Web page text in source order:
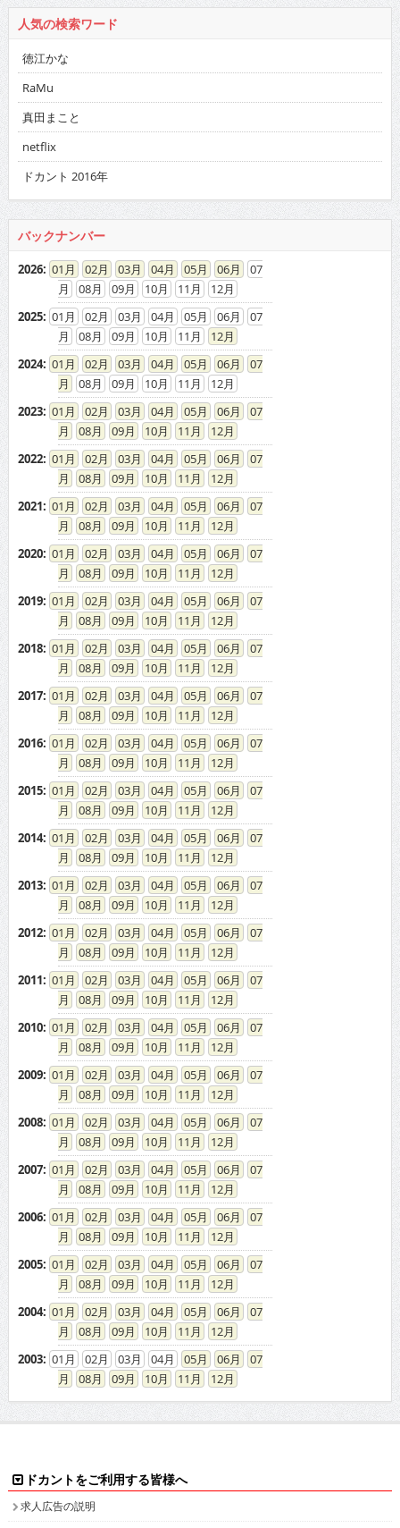
人気の検索ワード
徳江かな
RaMu
真田まこと
netflix
ドカント 2016年
バックナンバー
2026: 01 02 03 04 05 06
07
08
09 10 11
12
2025: 01 02 03 04 05 06
07
08
09 10 11
12
2024: 01 02 03 04 05 06
07
08
09 10 11
12
2023: 01 02 03 04 05 06
07
08
09 10 11
12
2022: 01 02 03 04 05 06
07
08
09 10 11
12
2021: 01 02 03 04 05 06
07
08
09 10 11
12
2020: 01 02 03 04 05 06
07
08
09 10 11
12
2019: 01 02 03 04 05 06
07
08
09 10 11
12
2018: 01 02 03 04 05 06
07
08
09 10 11
12
2017: 01 02 03 04 05 06
07
08
09 10 11
12
2016: 01 02 03 04 05 06
07
08
09 10 11
12
2015: 01 02 03 04 05 06
07
08
09 10 11
12
2014: 01 02 03 04 05 06
07
08
09 10 11
12
2013: 01 02 03 04 05 06
07
08
09 10 11
12
2012: 01 02 03 04 05 06
07
08
09 10 11
12
2011: 01 02 03 04 05 06
07
08
09 10 11
12
2010: 01 02 03 04 05 06
07
08
09 10 11
12
2009: 01 02 03 04 05 06
07
08
09 10 11
12
2008: 01 02 03 04 05 06
07
08
09 10 11
12
2007: 01 02 03 04 05 06
07
08
09 10 11
12
2006: 01 02 03 04 05 06
07
08
09 10 11
12
2005: 01 02 03 04 05 06
07
08
09 10 11
12
2004: 01 02 03 04 05 06
07
08
09 10 11
12
2003: 01 02 03 04 05 06
07
08
09 10 11 12
ドカントをご利用する皆様へ
求人広告の説明